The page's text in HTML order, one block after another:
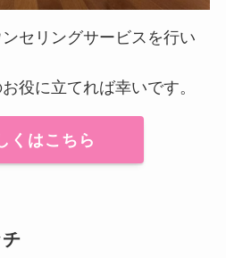
セリングサービスを行い
役に立てれば幸いです。
くはこちら